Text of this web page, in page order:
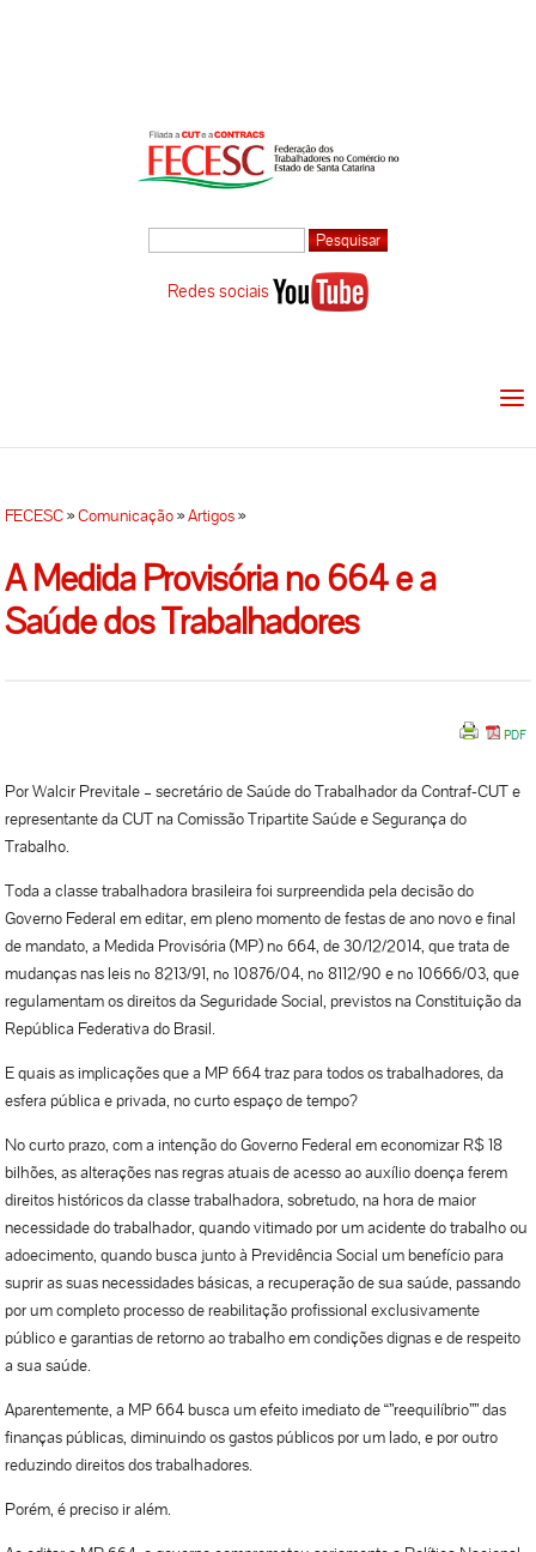
Redes sociais
FECESC»Comunicação»Artigos»
A Medida Provisória nº 664 e a
Saúde dos Trabalhadores
Por Walcir Previtale – secretário de Saúde do Trabalhador da Contraf-CUT e
representante da CUT na Comissão Tripartite Saúde e Segurança do
Trabalho.
Toda a classe trabalhadora brasileira foi surpreendida pela decisão do
Governo Federal em editar, em pleno momento de festas de ano novo e final
de mandato, a Medida Provisória (MP) nº 664, de 30/12/2014, que trata de
mudanças nas leis nº 8213/91, nº 10876/04, nº 8112/90 e nº 10666/03, que
regulamentam os direitos da Seguridade Social, previstos na Constituição da
República Federativa do Brasil.
E quais as implicações que a MP 664 traz para todos os trabalhadores, da
esfera pública e privada, no curto espaço de tempo?
No curto prazo, com a intenção do Governo Federal em economizar R$ 18
bilhões, as alterações nas regras atuais de acesso ao auxílio doença ferem
direitos históricos da classe trabalhadora, sobretudo, na hora de maior
necessidade do trabalhador, quando vitimado por um acidente do trabalho ou
adoecimento, quando busca junto à Previdência Social um benefício para
suprir as suas necessidades básicas, a recuperação de sua saúde, passando
por um completo processo de reabilitação profissional exclusivamente
público e garantias de retorno ao trabalho em condições dignas e de respeito
a sua saúde.
Aparentemente, a MP 664 busca um efeito imediato de “”reequilíbrio”” das
finanças públicas, diminuindo os gastos públicos por um lado, e por outro
reduzindo direitos dos trabalhadores.
Porém, é preciso ir além.